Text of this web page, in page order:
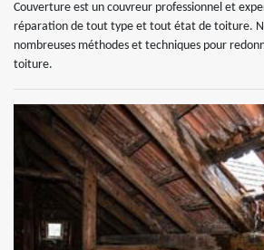
Couverture est un couvreur professionnel et
réparation de tout type et tout état de toiture.
nombreuses méthodes et techniques pour
toiture.